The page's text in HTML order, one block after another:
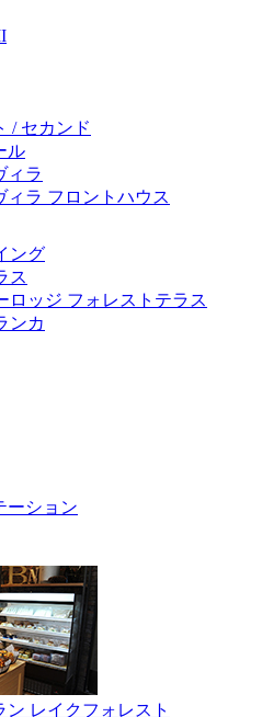
/ セカンド
ル
ィラ
ィラ フロントハウス
ング
ス
ロッジ フォレストテラス
ンカ
ーション
ン レイクフォレスト